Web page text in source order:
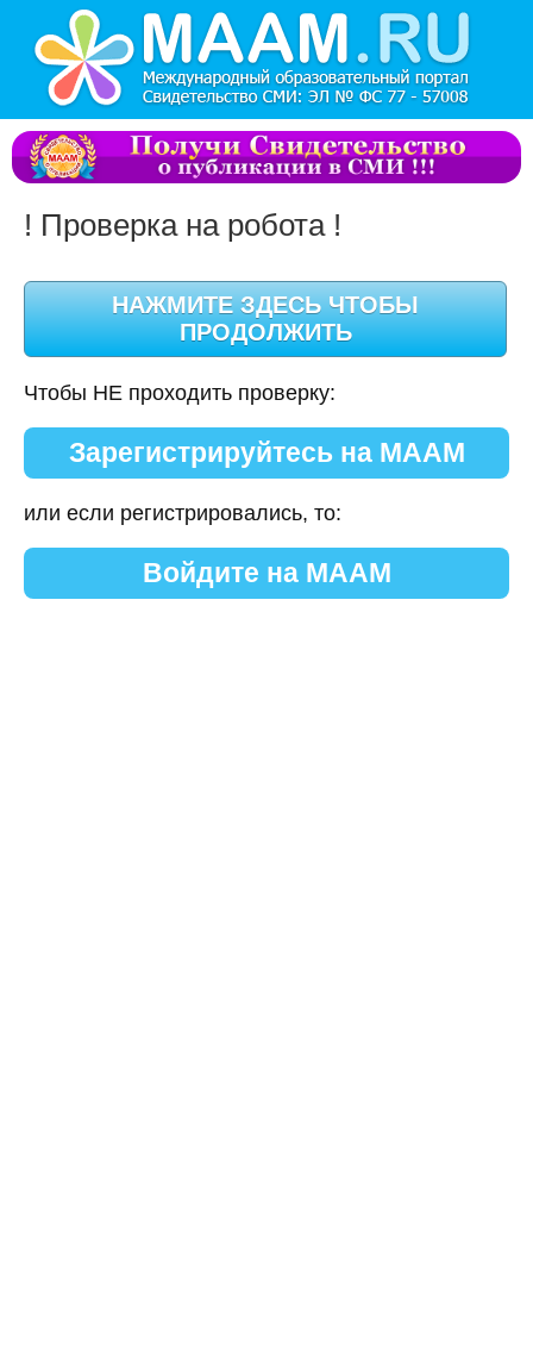
! Проверка на робота !
Чтобы НЕ проходить проверку:
Зарегистрируйтесь на МААМ
или если регистрировались, то:
Войдите на МААМ